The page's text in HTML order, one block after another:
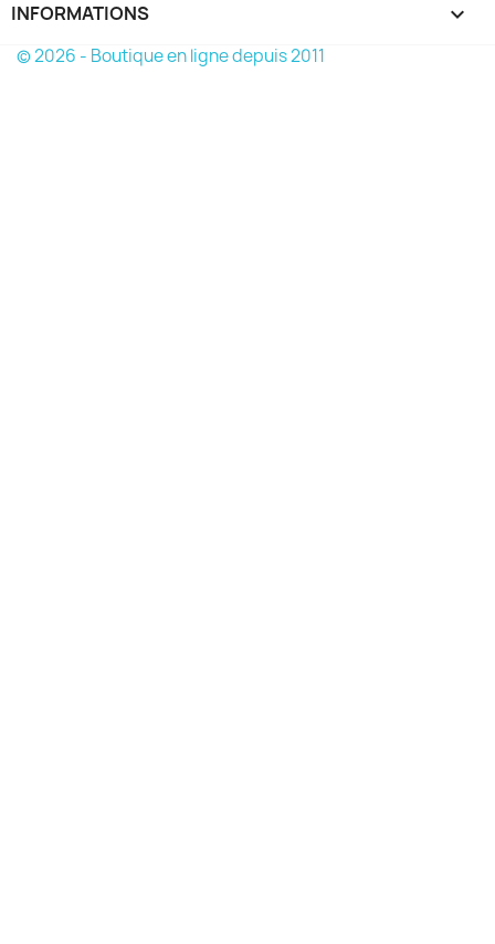
INFORMATIONS keyboard_arrow_down
© 2026 - Boutique en ligne depuis 2011